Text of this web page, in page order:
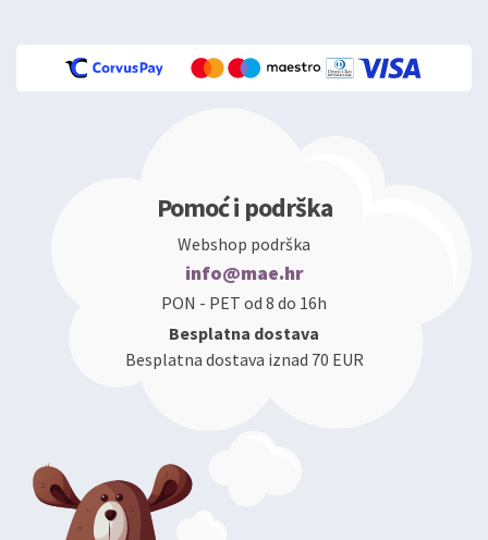
Pomoć i podrška
Webshop podrška
info@mae.hr
PON - PET od 8 do 16h
Besplatna dostava
Besplatna dostava iznad 70 EUR